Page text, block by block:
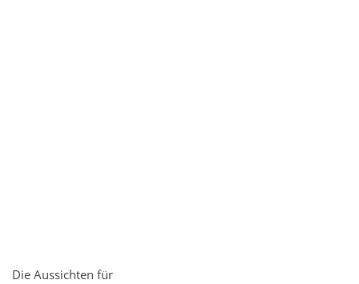
Die Aussichten für